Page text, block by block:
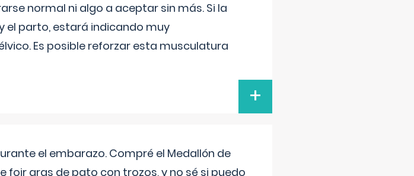
normal ni algo a aceptar sin más. Si la
el parto, estará indicando muy
Es posible reforzar esta musculatura
+
el embarazo. Compré el Medallón de
foir gras de pato con trozos, y no sé si puedo